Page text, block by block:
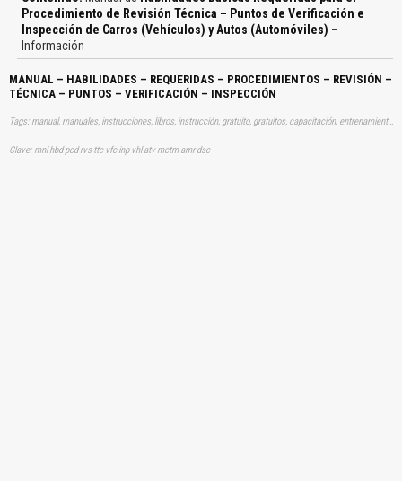
Procedimiento de Revisión Técnica – Puntos de Verificación e
Inspección de Carros (Vehículos) y Autos (Automóviles) –
Información
MANUAL – HABILIDADES – REQUERIDAS – PROCEDIMIENTOS – REVISIÓN –
TÉCNICA – PUNTOS – VERIFICACIÓN – INSPECCIÓN
Tags: manual, manuales, instrucciones, libros, instrucción, gratuito, gratuitos, capacitación, entrenamiento, capacitaciones, información, datos, gratis, descargar, vehículo, vehículos, autos, auto, coche, coches, automóvil, automovil, automóviles, automoviles, revisiones, tecnicas, técnicas, verificaciones, inspeccion, aprender, descargas
Clave: mnl hbd pcd rvs ttc vfc inp vhl atv mctm amr dsc